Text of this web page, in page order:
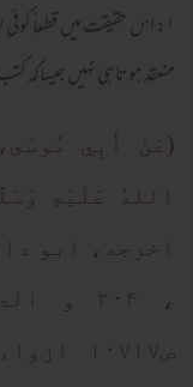
۱: اس حقیقت میں قطعاً
منعقد ہوتاہی نہیں
(عَنْ أَبِي